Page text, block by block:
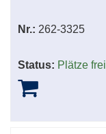
Nr.: 262-3325
Status: Plätze frei